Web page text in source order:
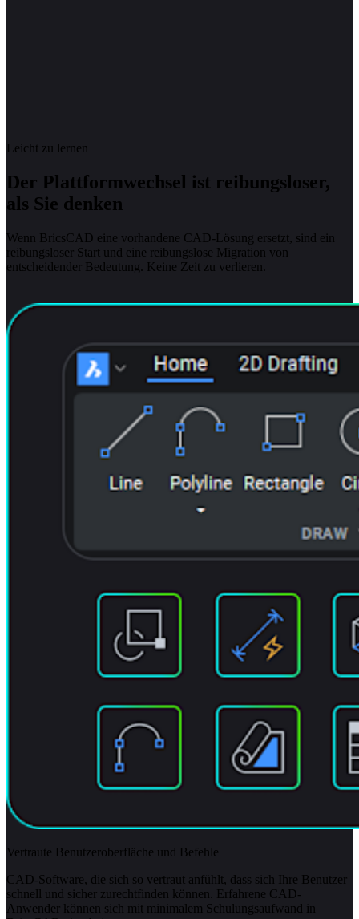
Leicht zu lernen
Der Plattformwechsel ist reibungsloser,
als Sie denken
Wenn BricsCAD eine vorhandene CAD-Lösung ersetzt, sind ein
reibungsloser Start und eine reibungslose Migration von
entscheidender Bedeutung. Keine Zeit zu verlieren.
Vertraute Benutzeroberfläche und Befehle
CAD-Software, die sich so vertraut anfühlt, dass sich Ihre Benutzer
schnell und sicher zurechtfinden können. Erfahrene CAD-
Anwender können sich mit minimalem Schulungsaufwand in